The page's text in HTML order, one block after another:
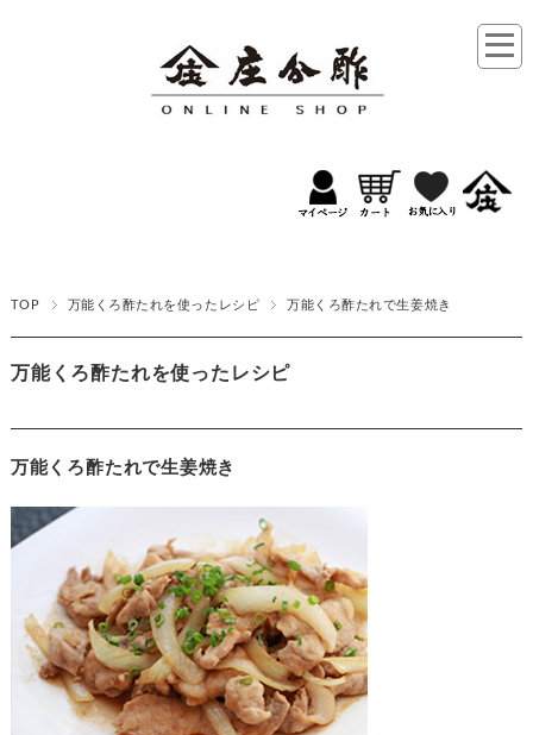
TOP 万能くろ酢たれを使ったレシピ 万能くろ酢たれで生姜焼き
万能くろ酢たれを使ったレシピ
万能くろ酢たれで生姜焼き